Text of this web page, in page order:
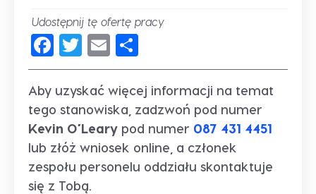
Udostępnij tę ofertę pracy
Facebook
Twitter
Email
Aby uzyskać więcej informacji na temat
tego stanowiska, zadzwoń pod numer
Kevin O’Leary pod numer 087 431 4451
lub złóż wniosek online, a członek
zespołu personelu oddziału skontaktuje
się z Tobą.